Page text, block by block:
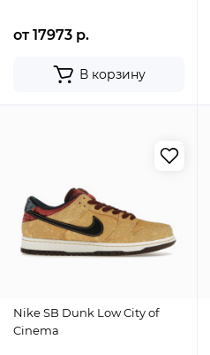
от 17973 р.
В корзину
Nike SB Dunk Low City of
Cinema